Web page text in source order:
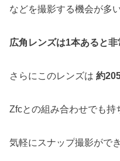
などを撮影する機会が多い
広角レンズは1本あると非
さらにこのレンズは 約
Zfcとの組み合わせでも持
気軽にスナップ撮影がで